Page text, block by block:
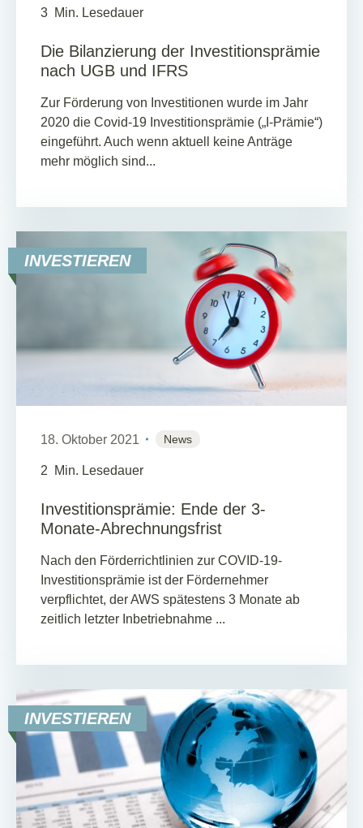
3 Min. Lesedauer
Die Bilanzierung der Investitionsprämie
nach UGB und IFRS
Zur Förderung von Investitionen wurde im Jahr
2020 die Covid-19 Investitionsprämie („I-Prämie“)
eingeführt. Auch wenn aktuell keine Anträge
mehr möglich sind...
INVESTIEREN
18. Oktober 2021 News
2 Min. Lesedauer
Investitionsprämie: Ende der 3-
Monate-Abrechnungsfrist
Nach den Förderrichtlinien zur COVID-19-
Investitionsprämie ist der Fördernehmer
verpflichtet, der AWS spätestens 3 Monate ab
zeitlich letzter Inbetriebnahme ...
INVESTIEREN